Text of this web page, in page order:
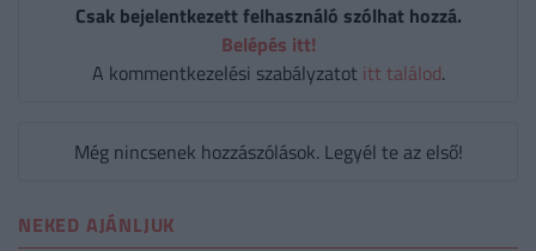
Csak bejelentkezett felhasználó szólhat hozzá.
Belépés itt!
A kommentkezelési szabályzatot itt találod.
Még nincsenek hozzászólások. Legyél te az első!
NEKED AJÁNLJUK